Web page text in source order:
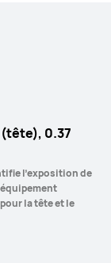
(tête), 0.37
l’exposition de
la tête et le